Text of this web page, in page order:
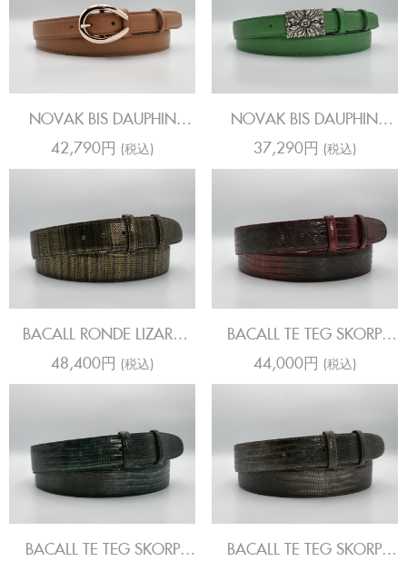
NOVAK BIS DAUPHIN
CHESTNUT
42,790円 (税込)
NOVAK BIS DAUPHIN
EMERALD
37,290円 (税込)
BACALL RONDE LIZARD
BROWNS
48,400円 (税込)
BACALL TE TEG SKORP
CRINSON
44,000円 (税込)
BACALL TE TEG SKORP
BACALL TE TEG SKORP